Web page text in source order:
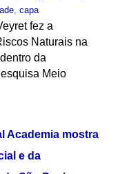
, capa
fez a
Naturais na
da
Meio
Academia mostra
e da